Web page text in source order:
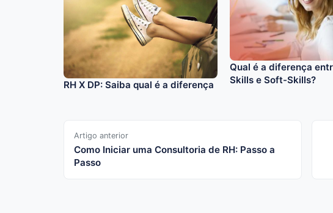
RH X DP: Saiba qual é a diferença
Qual é a diferença
Skills e Soft-Skills?​​
Artigo anterior
Como Iniciar uma Consultoria de RH: Passo a
Passo